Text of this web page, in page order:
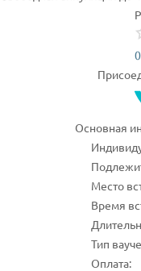
Основная
Место
Время
Тип
Оплата: